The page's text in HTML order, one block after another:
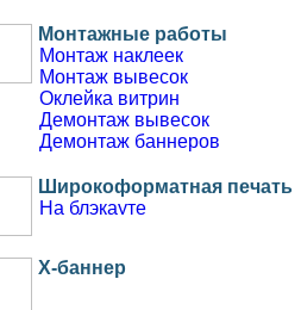
Монтажные работы
Монтаж наклеек
Монтаж вывесок
Оклейка витрин
Демонтаж вывесок
Демонтаж баннеров
Широкоформатная печать
На блэкауте
X-баннер